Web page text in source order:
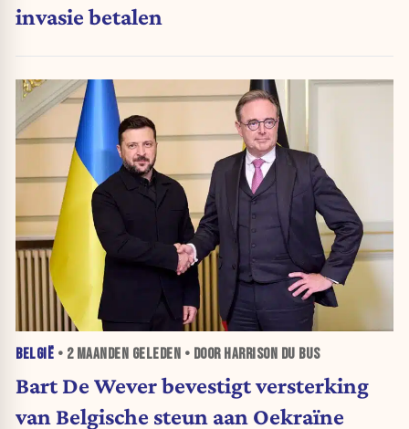
invasie betalen
BELGIË • 2 MAANDEN GELEDEN • DOOR HARRISON DU BUS
Bart De Wever bevestigt versterking
van Belgische steun aan Oekraïne